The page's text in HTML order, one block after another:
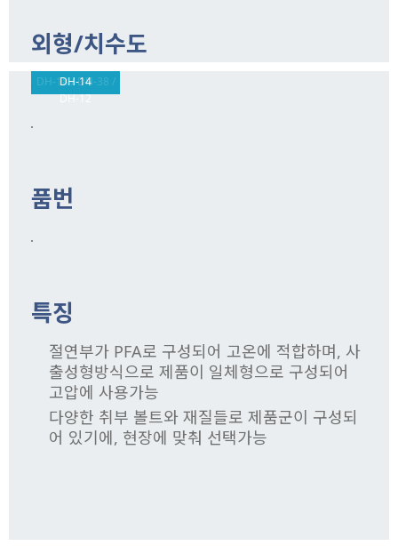
외형/치수도
DH-18 / DH-38 /
DH-12
DH-14
품번
특징
절연부가 PFA로 구성되어 고온에 적합하며, 사
출성형방식으로 제품이 일체형으로 구성되어
고압에 사용가능
다양한 취부 볼트와 재질들로 제품군이 구성되
어 있기에, 현장에 맞춰 선택가능